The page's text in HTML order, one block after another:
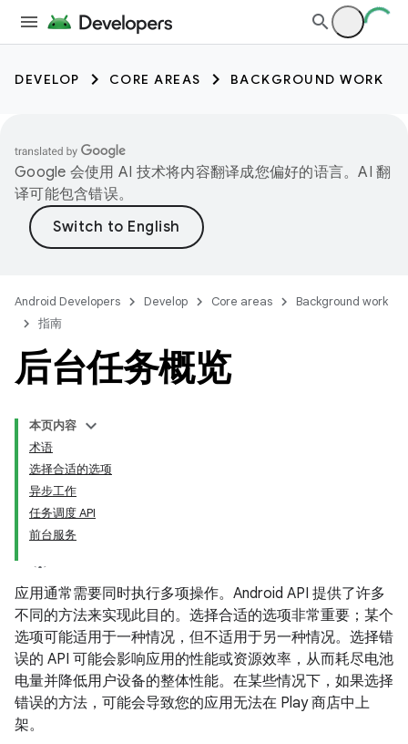
DEVELOP CORE AREAS BACKGROUND WORK
Google 会使用 AI 技术将内容翻译成您偏好的语言。AI 翻
译可能包含错误。
Android Developers Develop Core areas
Background work
指南
后台任务概览
本页内容
术语
选择合适的选项
异步工作
任务调度 API
前台服务
应用通常需要同时执行多项操作。Android API 提供了许多
不同的方法来实现此目的。选择合适的选项非常重要；某个
选项可能适用于一种情况，但不适用于另一种情况。选择错
误的 API 可能会影响应用的性能或资源效率，从而耗尽电池
电量并降低用户设备的整体性能。在某些情况下，如果选择
错误的方法，可能会导致您的应用无法在 Play 商店中上
架。